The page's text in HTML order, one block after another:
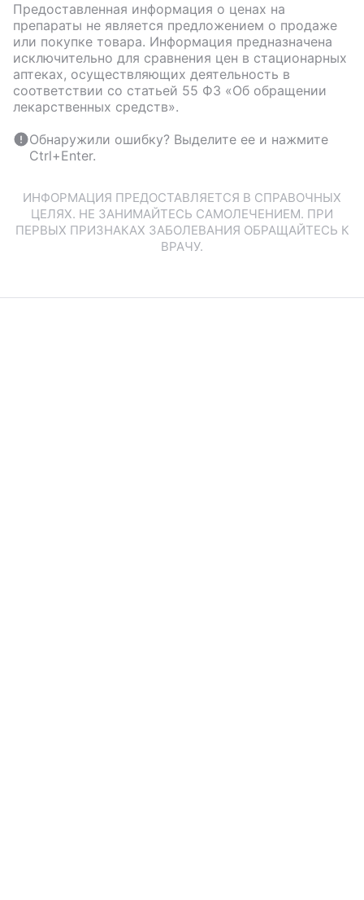
Предоставленная информация о ценах на
препараты не является предложением о продаже
или покупке товара. Информация предназначена
исключительно для сравнения цен в стационарных
аптеках, осуществляющих деятельность в
соответствии со статьей 55 ФЗ «Об обращении
лекарственных средств».
Обнаружили ошибку? Выделите ее и нажмите
Ctrl+Enter.
ИНФОРМАЦИЯ ПРЕДОСТАВЛЯЕТСЯ В СПРАВОЧНЫХ
ЦЕЛЯХ. НЕ ЗАНИМАЙТЕСЬ САМОЛЕЧЕНИЕМ. ПРИ
ПЕРВЫХ ПРИЗНАКАХ ЗАБОЛЕВАНИЯ ОБРАЩАЙТЕСЬ К
ВРАЧУ.